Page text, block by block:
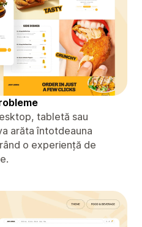
tabletă sau
arăta întotdeauna
o experiență de